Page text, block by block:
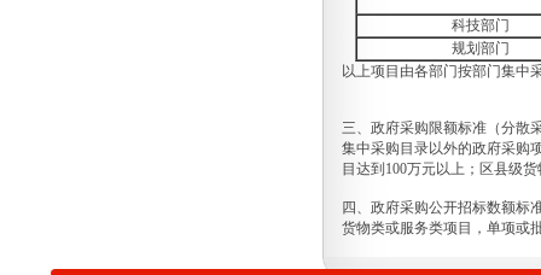
科技部门
规划部门
以上项目由各部门按部门集中
三、政府采购限额标准（分散
集中采购目录以外的政府采购
目达到100万元以上；区县级
四、政府采购公开招标数额标
货物类或服务类项目，单项或